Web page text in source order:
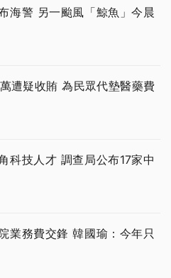
海警 另一颱風「鯨魚」今晨
遭疑收賄 為民眾代墊醫藥費
科技人才 調查局公布17家中
業務費交鋒 韓國瑜：今年只